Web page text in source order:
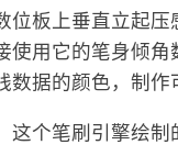
位板上垂直立起
使用它的笔身倾
数据的颜色，制作
这个笔刷引擎绘